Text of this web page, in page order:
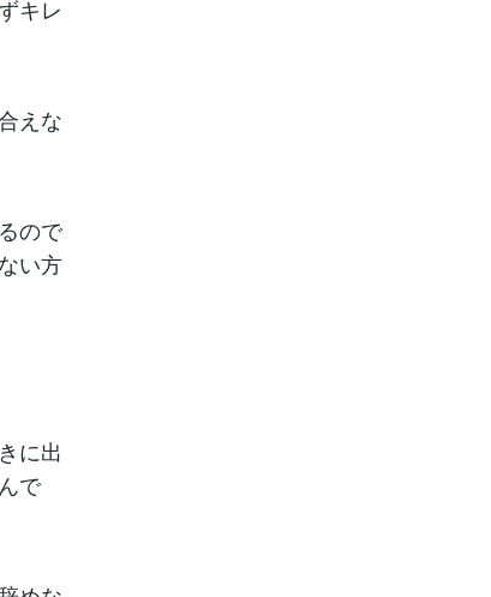
キレ
えな
ので
い方
に出
で